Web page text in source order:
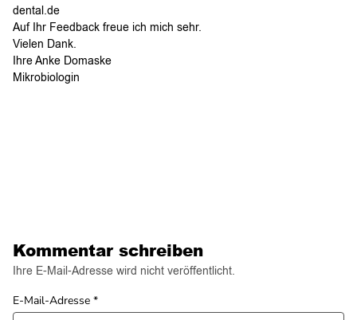
dental.de
Auf Ihr Feedback freue ich mich sehr.
Vielen Dank.
Ihre Anke Domaske
Mikrobiologin
Kommentar schreiben
Ihre E-Mail-Adresse wird nicht veröffentlicht.
E-Mail-Adresse *